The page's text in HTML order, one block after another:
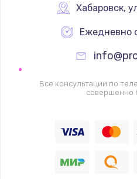
Хабаровск,
Ежедневно
Все консультации по
совершенно